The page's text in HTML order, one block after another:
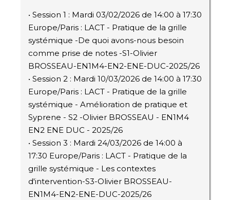
• Session 1 : Mardi 03/02/2026 de 14:00 à 17:30
Europe/Paris : LACT - Pratique de la grille
systémique -De quoi avons-nous besoin
comme prise de notes -S1-Olivier
BROSSEAU-EN1M4-EN2-ENE-DUC-2025/26
• Session 2 : Mardi 10/03/2026 de 14:00 à 17:30
Europe/Paris : LACT - Pratique de la grille
systémique - Amélioration de pratique et
Syprene - S2 -Olivier BROSSEAU - EN1M4
EN2 ENE DUC - 2025/26
• Session 3 : Mardi 24/03/2026 de 14:00 à
17:30 Europe/Paris : LACT - Pratique de la
grille systémique - Les contextes
d'intervention-S3-Olivier BROSSEAU-
EN1M4-EN2-ENE-DUC-2025/26